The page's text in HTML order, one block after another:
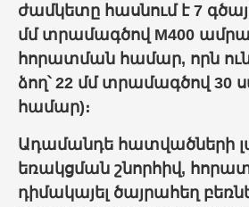
ժամկետը հասնում է 7
մմ տրամագծով M400
հորատման համար, որն
ձող՝ 22 մմ տրամագծով 30
համար)։
Ադամանդե հատվածների
եռակցման շնորհիվ,
դիմակայել ծայրահեղ